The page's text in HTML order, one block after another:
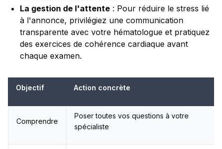
La gestion de l'attente : Pour réduire le stress lié
à l'annonce, privilégiez une communication
transparente avec votre hématologue et pratiquez
des exercices de cohérence cardiaque avant
chaque examen.
Objectif Action concrète
Comprendre
Poser toutes vos questions à votre
spécialiste